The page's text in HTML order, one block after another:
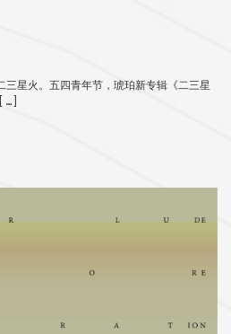
星火。五四青年节，琥珀新专辑《二三星